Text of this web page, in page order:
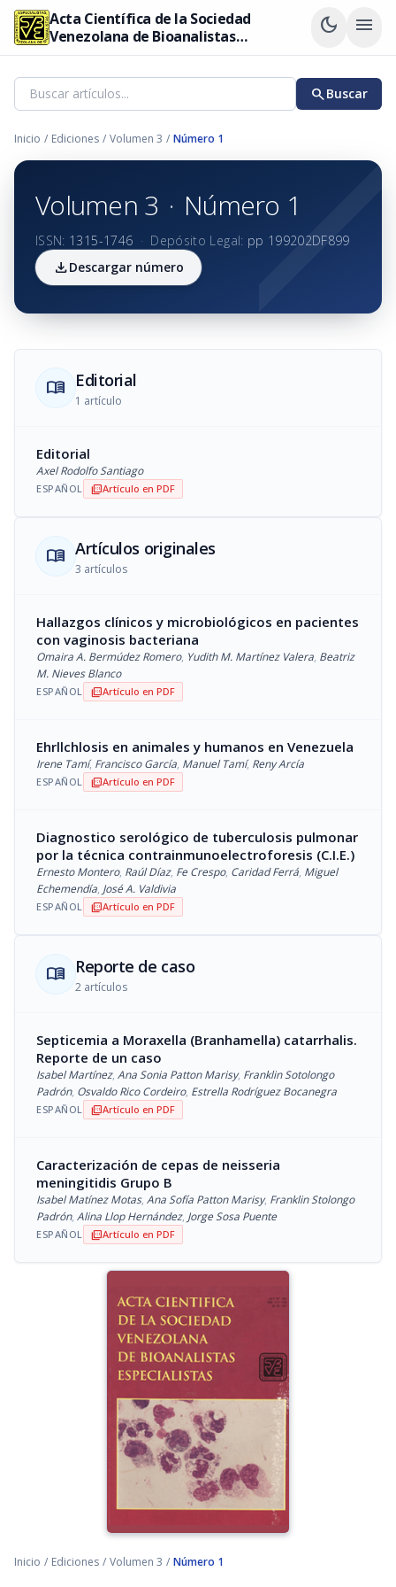
Acta Científica de la Sociedad
Venezolana de Bioanalistas
Especialistas
dark_mode menu
searchBuscar
Inicio / Ediciones / Volumen 3 / Número 1
Volumen 3 · Número 1
ISSN: 1315-1746 · Depósito Legal: pp 199202DF899
downloadDescargar número
menu_book Editorial
1 artículo
Editorial
Axel Rodolfo Santiago
ESPAÑOL picture_as_pdfArtículo en PDF
menu_book Artículos originales
3 artículos
Hallazgos clínicos y microbiológicos en pacientes
con vaginosis bacteriana
Omaira A. Bermúdez Romero, Yudith M. Martínez Valera, Beatriz
M. Nieves Blanco
ESPAÑOL picture_as_pdfArtículo en PDF
Ehrllchlosis en animales y humanos en Venezuela
Irene Tamí, Francisco García, Manuel Tamí, Reny Arcía
ESPAÑOL picture_as_pdfArtículo en PDF
Diagnostico serológico de tuberculosis pulmonar
por la técnica contrainmunoelectroforesis (C.I.E.)
Ernesto Montero, Raúl Díaz, Fe Crespo, Caridad Ferrá, Miguel
Echemendía, José A. Valdivia
ESPAÑOL picture_as_pdfArtículo en PDF
menu_book Reporte de caso
2 artículos
Septicemia a Moraxella (Branhamella) catarrhalis.
Reporte de un caso
Isabel Martínez, Ana Sonia Patton Marisy, Franklin Sotolongo
Padrón, Osvaldo Rico Cordeiro, Estrella Rodríguez Bocanegra
ESPAÑOL picture_as_pdfArtículo en PDF
Caracterización de cepas de neisseria
meningitidis Grupo B
Isabel Matínez Motas, Ana Sofía Patton Marisy, Franklin Stolongo
Padrón, Alina Llop Hernández, Jorge Sosa Puente
ESPAÑOL picture_as_pdfArtículo en PDF
Inicio / Ediciones / Volumen 3 / Número 1